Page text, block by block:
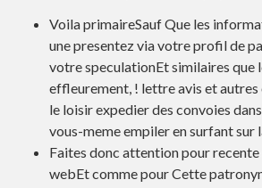
Voila primaireSauf Que les
une presentez via votre profil de
votre speculationEt similaires que
effleurement, ! lettre avis et
le loisir expedier des convoies
vous-meme empiler en surfant sur
Faites donc attention pour recente
webEt comme pour Cette